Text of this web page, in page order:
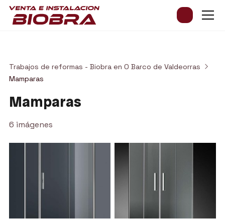
Trabajos de reformas - Biobra en O Barco de Valdeorras
Mamparas
Mamparas
6 imágenes